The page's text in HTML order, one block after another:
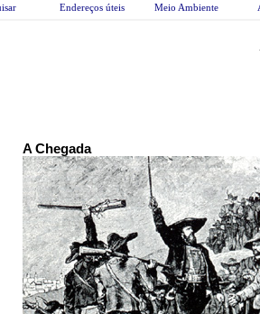
Endereços úteis Meio Ambiente
A Chegada